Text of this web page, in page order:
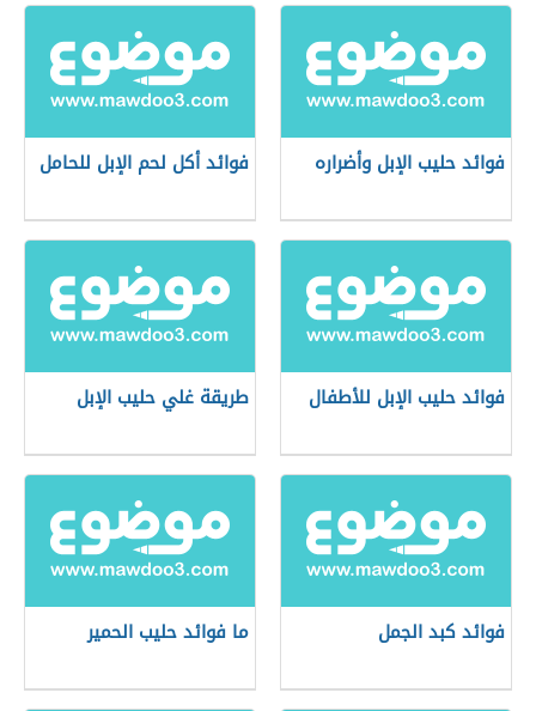
فوائد حليب الإبل وأضراره فوائد أكل لحم الإبل للحامل
فوائد حليب الإبل للأطفال طريقة غلي حليب الإبل
فوائد كبد الجمل ما فوائد حليب الحمير